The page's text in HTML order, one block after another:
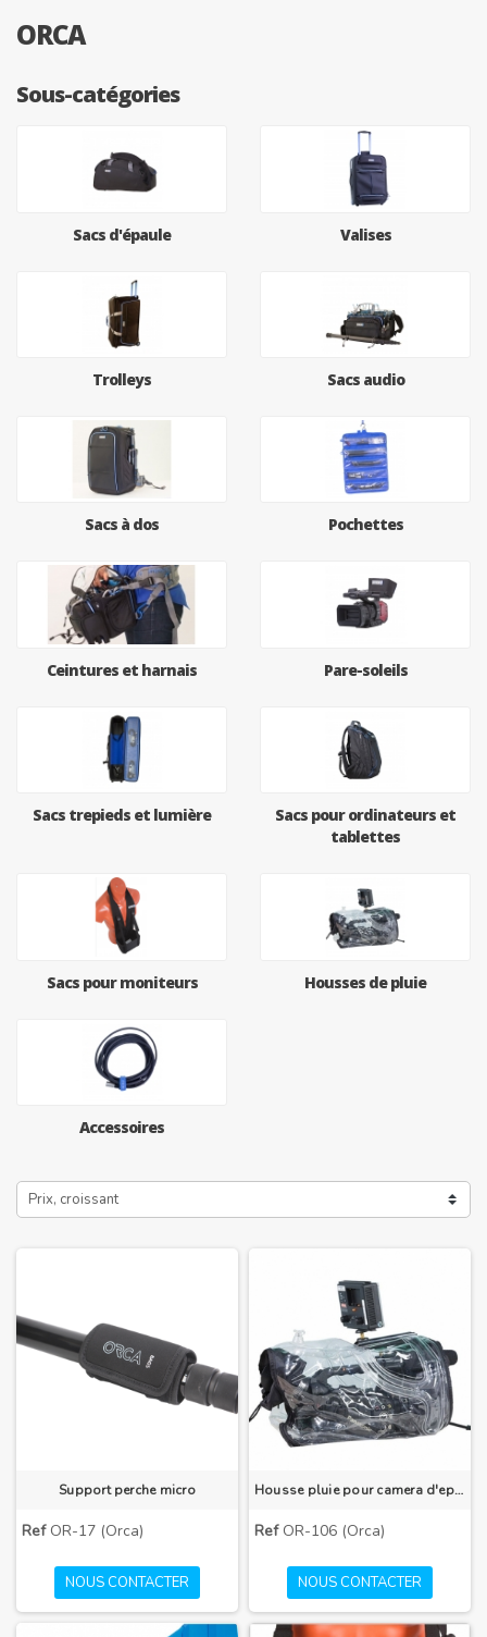
ORCA
Sous-catégories
Sacs d'épaule Valises
Trolleys Sacs audio
Sacs à dos Pochettes
Ceintures et harnais Pare-soleils
Sacs trepieds et lumière
Sacs pour ordinateurs et
tablettes
Sacs pour moniteurs Housses de pluie
Accessoires
Prix, croissant
Support perche micro
RefOR-17 (Orca)
NOUS CONTACTER
Housse pluie pour camera d'epaule
RefOR-106 (Orca)
NOUS CONTACTER